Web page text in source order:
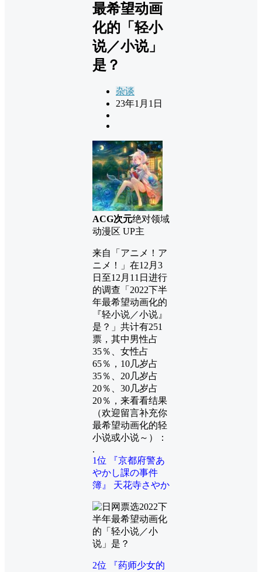
最希望动画
化的「轻小
说／小说」
是？
杂谈
23年1月1日
ACG次元绝对领域
动漫区 UP主
来自「アニメ！ア
ニメ！」在12月3
日至12月11日进行
的调查「2022下半
年最希望动画化的
『轻小说／小说』
是？」共计有251
票，其中男性占
35％、女性占
65％，10几岁占
35％、20几岁占
20％、30几岁占
20％，来看看结果
（欢迎留言补充你
最希望动画化的轻
小说或小说～）：
.
1位 『京都府警あ
やかし課の事件
簿』 天花寺さやか
2位 『药师少女的